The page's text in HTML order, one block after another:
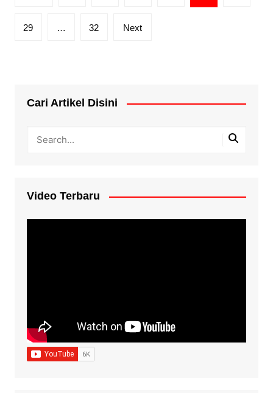
29 … 32 Next
Cari Artikel Disini
Video Terbaru